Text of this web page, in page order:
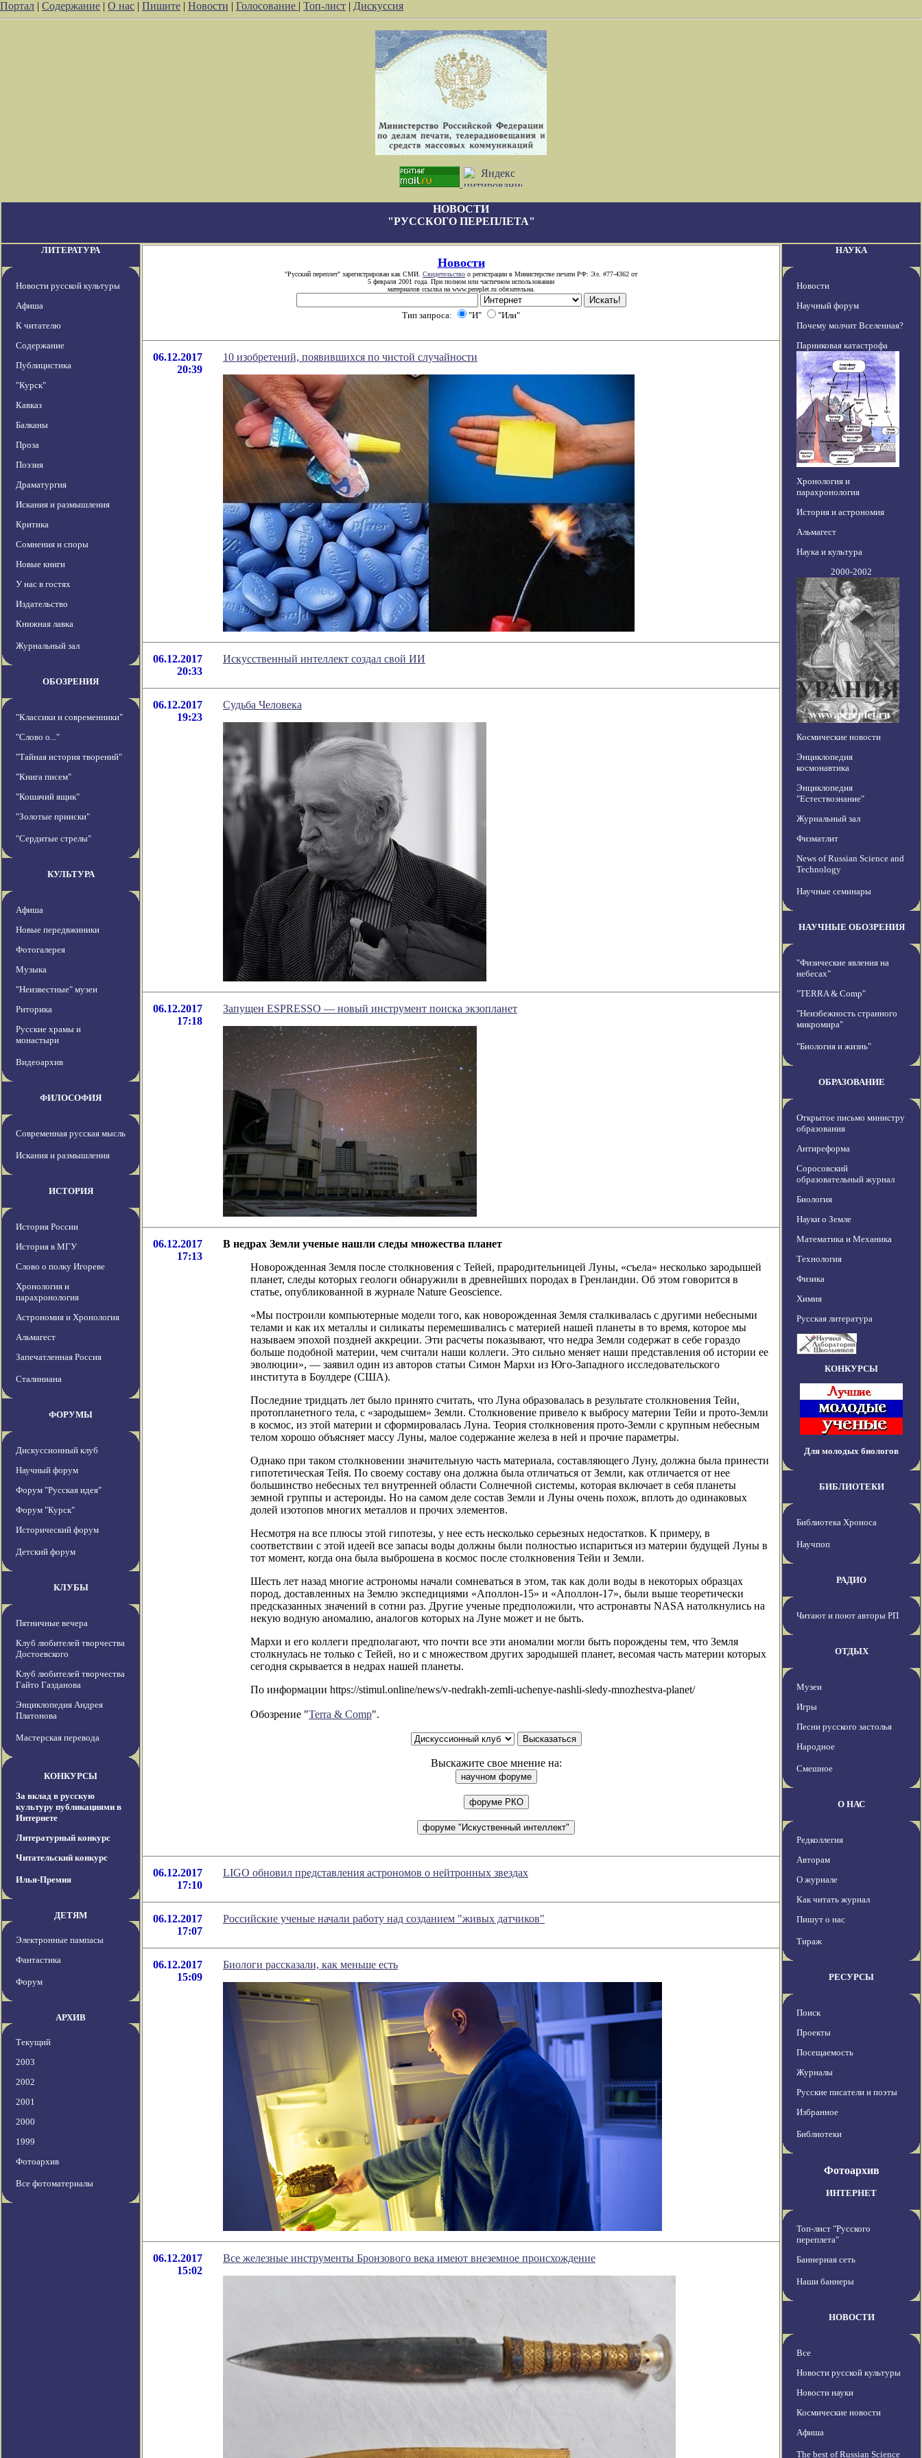
Портал | Содержание | О нас | Пишите | Новости | Голосование | Топ-лист | Дискуссия
НОВОСТИ
"РУССКОГО ПЕРЕПЛЕТА"
ЛИТЕРАТУРА
Новости русской культуры
Афиша
К читателю
Содержание
Публицистика
"Курск"
Кавказ
Балканы
Проза
Поэзия
Драматургия
Искания и размышления
Критика
Сомнения и споры
Новые книги
У нас в гостях
Издательство
Книжная лавка
Журнальный зал
ОБОЗРЕНИЯ
"Классики и современники"
"Слово о..."
"Тайная история творений"
"Книга писем"
"Кошачий ящик"
"Золотые прииски"
"Сердитые стрелы"
КУЛЬТУРА
Афиша
Новые передвжиники
Фотогалерея
Музыка
"Неизвестные" музеи
Риторика
Русские храмы и
монастыри
Видеоархив
ФИЛОСОФИЯ
Современная русская мысль
Искания и размышления
ИСТОРИЯ
История России
История в МГУ
Слово о полку Игореве
Хронология и
парахронология
Астрономия и Хронология
Альмагест
Запечатленная Россия
Сталиниана
ФОРУМЫ
Дискуссионный клуб
Научный форум
Форум "Русская идея"
Форум "Курск"
Исторический форум
Детский форум
КЛУБЫ
Пятничные вечера
Клуб любителей творчества
Достоевского
Клуб любителей творчества
Гайто Газданова
Энциклопедия Андрея
Платонова
Мастерская перевода
КОНКУРСЫ
За вклад в русскую
культуру публикациями в
Интернете
Литературный конкурс
Читательский конкурс
Илья-Премия
ДЕТЯМ
Электронные пампасы
Фантастика
Форум
АРХИВ
Текущий
2003
2002
2001
2000
1999
Фотоархив
Все фотоматериалы
Новости
"Русский переплет" зарегистрирован как СМИ. Свидетельство о регистрации в Министерстве печати РФ: Эл. #77-4362 от
5 февраля 2001 года. При полном или частичном использовании
материалов ссылка на www.pereplet.ru обязательна.
Тип запроса: "И" "Или"
06.12.2017
20:39
10 изобретений, появившихся по чистой случайности
06.12.2017
20:33
Искусственный интеллект создал свой ИИ
06.12.2017
19:23
Судьба Человека
06.12.2017
17:18
Запущен ESPRESSO — новый инструмент поиска экзопланет
06.12.2017
17:13
В недрах Земли ученые нашли следы множества планет
Новорожденная Земля после столкновения с Тейей, прародительницей Луны, «съела» несколько зародышей
планет, следы которых геологи обнаружили в древнейших породах в Гренландии. Об этом говорится в
статье, опубликованной в журнале Nature Geoscience.
«Мы построили компьютерные модели того, как новорожденная Земля сталкивалась с другими небесными
телами и как их металлы и силикаты перемешивались с материей нашей планеты в то время, которое мы
называем эпохой поздней аккреции. Эти расчеты показывают, что недра Земли содержат в себе гораздо
больше подобной материи, чем считали наши коллеги. Это сильно меняет наши представления об истории ее
эволюции», — заявил один из авторов статьи Симон Мархи из Юго-Западного исследовательского
института в Боулдере (США).
Последние тридцать лет было принято считать, что Луна образовалась в результате столкновения Тейи,
протопланетного тела, с «зародышем» Земли. Столкновение привело к выбросу материи Тейи и прото-Земли
в космос, из этой материи и сформировалась Луна. Теория столкновения прото-Земли с крупным небесным
телом хорошо объясняет массу Луны, малое содержание железа в ней и прочие параметры.
Однако при таком столкновении значительную часть материала, составляющего Луну, должна была принести
гипотетическая Тейя. По своему составу она должна была отличаться от Земли, как отличается от нее
большинство небесных тел внутренней области Солнечной системы, которая включает в себя планеты
земной группы и астероиды. Но на самом деле состав Земли и Луны очень похож, вплоть до одинаковых
долей изотопов многих металлов и прочих элементов.
Несмотря на все плюсы этой гипотезы, у нее есть несколько серьезных недостатков. К примеру, в
соответствии с этой идеей все запасы воды должны были полностью испариться из материи будущей Луны в
тот момент, когда она была выброшена в космос после столкновения Тейи и Земли.
Шесть лет назад многие астрономы начали сомневаться в этом, так как доли воды в некоторых образцах
пород, доставленных на Землю экспедициями «Аполлон-15» и «Аполлон-17», были выше теоретически
предсказанных значений в сотни раз. Другие ученые предположили, что астронавты NASA натолкнулись на
некую водную аномалию, аналогов которых на Луне может и не быть.
Мархи и его коллеги предполагают, что почти все эти аномалии могли быть порождены тем, что Земля
столкнулась не только с Тейей, но и с множеством других зародышей планет, весомая часть материи которых
сегодня скрывается в недрах нашей планеты.
По информации https://stimul.online/news/v-nedrakh-zemli-uchenye-nashli-sledy-mnozhestva-planet/
Обозрение "Terra & Comp".
Выскажите свое мнение на:
06.12.2017
17:10
LIGO обновил представления астрономов о нейтронных звездах
06.12.2017
17:07
Российские ученые начали работу над созданием "живых датчиков"
06.12.2017
15:09
Биологи рассказали, как меньше есть
06.12.2017
15:02
Все железные инструменты Бронзового века имеют внеземное происхождение
НАУКА
Новости
Научный форум
Почему молчит Вселенная?
Парниковая катастрофа
Хронология и
парахронология
История и астрономия
Альмагест
Наука и культура
2000-2002
Космические новости
Энциклопедия
космонавтика
Энциклопедия
"Естествознание"
Журнальный зал
Физматлит
News of Russian Science and
Technology
Научные семинары
НАУЧНЫЕ ОБОЗРЕНИЯ
"Физические явления на
небесах"
"TERRA & Comp"
"Неизбежность странного
микромира"
"Биология и жизнь"
ОБРАЗОВАНИЕ
Открытое письмо министру
образования
Антиреформа
Соросовский
образовательный журнал
Биология
Науки о Земле
Математика и Механика
Технология
Физика
Химия
Русская литература
КОНКУРСЫ
Для молодых биологов
БИБЛИОТЕКИ
Библиотека Хроноса
Научпоп
РАДИО
Читают и поют авторы РП
ОТДЫХ
Музеи
Игры
Песни русского застолья
Народное
Смешное
О НАС
Редколлегия
Авторам
О журнале
Как читать журнал
Пишут о нас
Тираж
РЕСУРСЫ
Поиск
Проекты
Посещаемость
Журналы
Русские писатели и поэты
Избранное
Библиотеки
Фотоархив
ИНТЕРНЕТ
Топ-лист "Русского
переплета"
Баннерная сеть
Наши баннеры
НОВОСТИ
Все
Новости русской культуры
Новости науки
Космические новости
Афиша
The best of Russian Science